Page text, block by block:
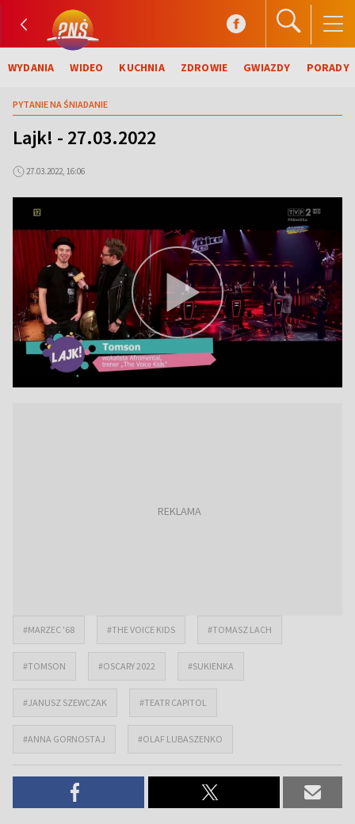
WYDANIA WIDEO KUCHNIA ZDROWIE GWIAZDY PORADY
PYTANIE NA ŚNIADANIE
Lajk! - 27.03.2022
27.03.2022, 16:06
#MARZEC '68 #THE VOICE KIDS #TOMASZ LACH
#TOMSON #OSCARY 2022 #SUKIENKA
#JANUSZ SZEWCZAK #TEATR CAPITOL
#ANNA GORNOSTAJ #OLAF LUBASZENKO